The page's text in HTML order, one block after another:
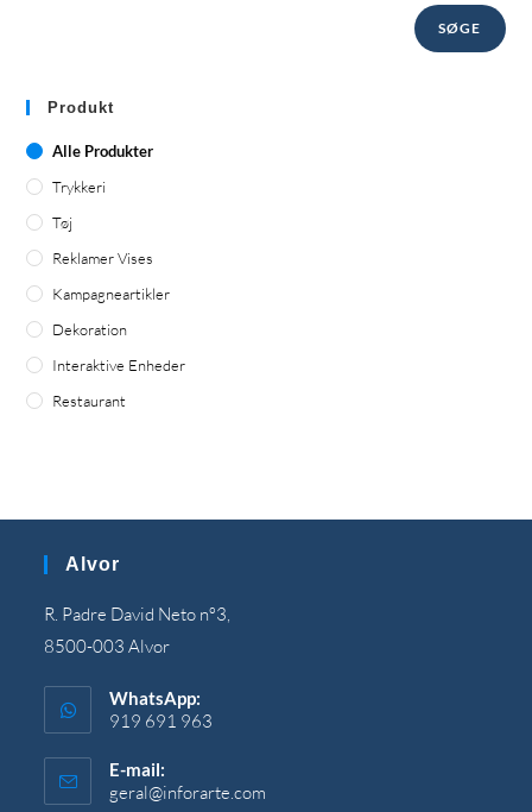
SØGE
Produkt
Alle Produkter
Trykkeri
Tøj
Reklamer Vises
Kampagneartikler
Dekoration
Interaktive Enheder
Restaurant
Alvor
R. Padre David Neto nº3,
8500-003 Alvor
WhatsApp:
919 691 963
E-mail:
geral@inforarte.com